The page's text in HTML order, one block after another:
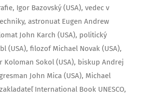
Igor Bazovský (USA), vedec v
astronuat Eugen Andrew
John Karch (USA), politický
(USA), filozof Michael Novak (USA),
Koloman Sokol (USA), biskup Andrej
John Mica (USA), Michael
International Book UNESCO,